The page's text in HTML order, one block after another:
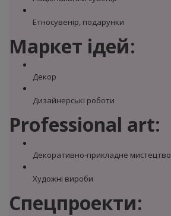
Етносувенір, подарунки
Маркет ідей:
Декор
Дизайнерські роботи
Professional art:
Декоративно-прикладне мистецтво
Художні вироби
Спецпроекти: